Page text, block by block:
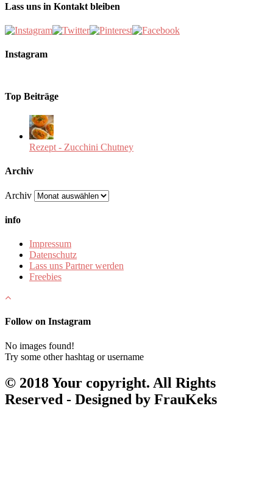
Lass uns in Kontakt bleiben
Instagram
Top Beiträge
Rezept - Zucchini Chutney
Archiv
Archiv
info
Impressum
Datenschutz
Lass uns Partner werden
Freebies
Follow on Instagram
No images found!
Try some other hashtag or username
© 2018 Your copyright. All Rights
Reserved - Designed by FrauKeks